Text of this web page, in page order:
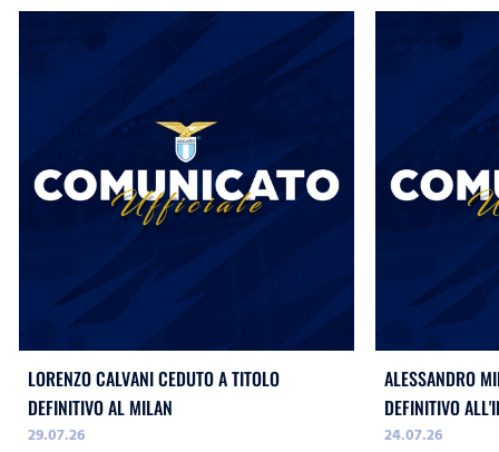
LORENZO CALVANI CEDUTO A TITOLO
DEFINITIVO AL MILAN
29.07.26
ALESSANDRO
DEFINITIVO
24.07.26